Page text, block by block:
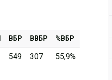
ВБР ВВБР %ВБР
549 307 55,9%